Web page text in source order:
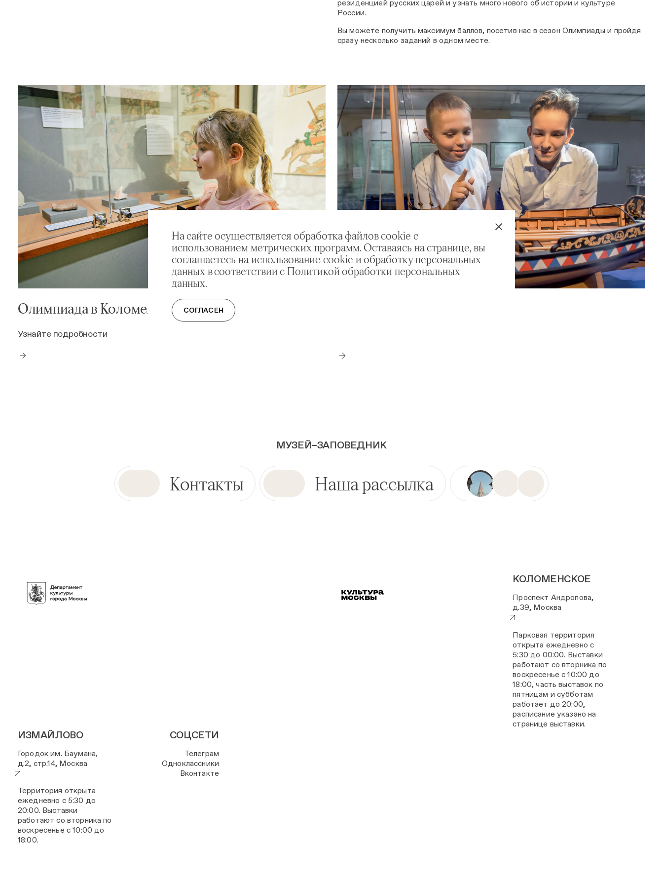
На сайте осуществляется обработка файлов cookie с
использованием метрических программ. Оставаясь на странице, вы
соглашаетесь на использование cookie и обработку персональных
данных в соответствии с Политикой обработки персональных
данных.
СОГЛАСЕН
резиденцией русских царей и узнать много нового об истории и культуре
России.
Вы можете получить максимум баллов, посетив нас в сезон Олимпиады и пройдя
сразу несколько заданий в одном месте.
Олимпиада в Коломенском
Узнайте подробности
МУЗЕЙ–ЗАПОВЕДНИК
Контакты Наша рассылка
КОЛОМЕНСКОЕ
Проспект Андропова,
д.39, Москва
Парковая территория
открыта ежедневно с
5:30 до 00:00. Выставки
работают со вторника по
воскресенье с 10:00 до
18:00, часть выставок по
пятницам и субботам
работает до 20:00,
расписание указано на
странице выставки.
ИЗМАЙЛОВО
Городок им. Баумана,
д.2, стр.14, Москва
Территория открыта
ежедневно с 5:30 до
20:00. Выставки
работают со вторника по
воскресенье с 10:00 до
18:00.
СОЦСЕТИ
Телеграм
Одноклассники
Вконтакте